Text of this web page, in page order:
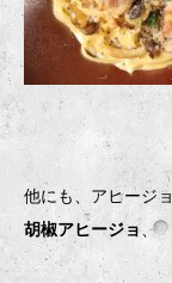
他にも、アヒージ
胡椒アヒージョ、